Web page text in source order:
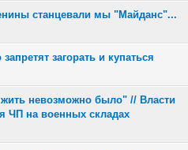
станцевали мы "Майданс"...
1.5 из 5
загорать и купаться
2.5 из 5
невозможно было" // Власти
ЧП на военных складах
2.5 из 5